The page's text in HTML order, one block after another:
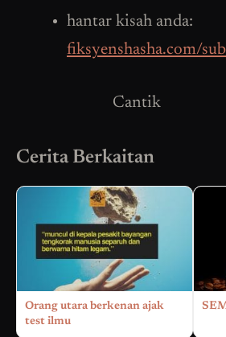
hantar kisah anda:
fiksyenshasha.com/
Cantik
Cerita Berkaitan
Orang utara berkenan ajak
test ilmu